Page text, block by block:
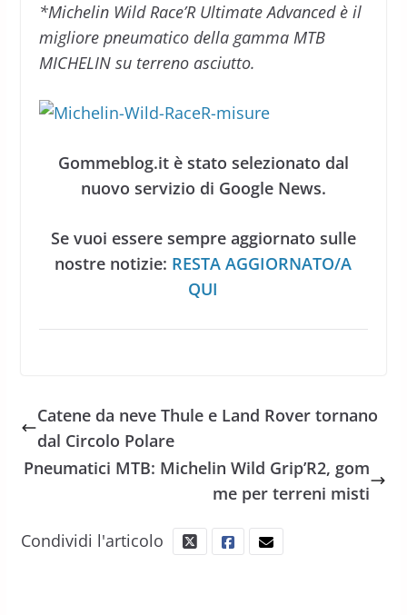
*Michelin Wild Race’R Ultimate Advanced è il
migliore pneumatico della gamma MTB
MICHELIN su terreno asciutto.
Gommeblog.it è stato selezionato dal
nuovo servizio di Google News.
Se vuoi essere sempre aggiornato sulle
nostre notizie: RESTA AGGIORNATO/A
QUI
Catene da neve Thule e Land Rover tornano
dal Circolo Polare
Pneumatici MTB: Michelin Wild Grip’R2, gom
me per terreni misti
Condividi l'articolo